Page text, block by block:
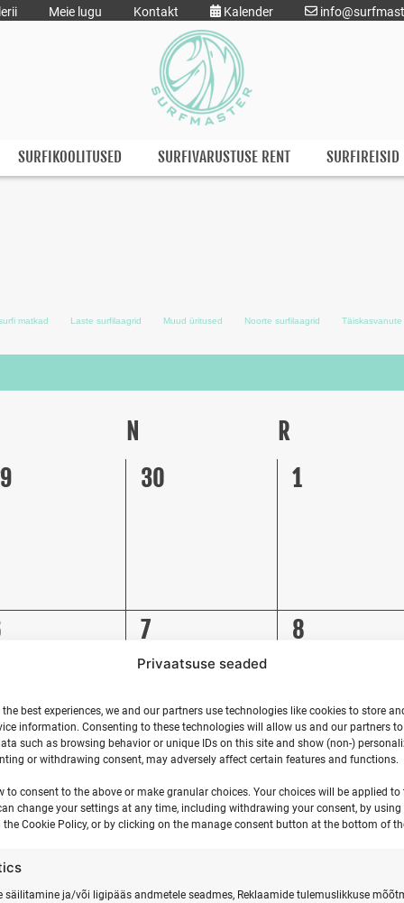
Privaatsuse seaded
the best experiences, we and our partners use technologies like cookies to store
information. Consenting to these technologies will allow us and our partners
such as browsing behavior or unique IDs on this site and show (non-)
or withdrawing consent, may adversely affect certain features and functions.
to consent to the above or make granular choices. Your choices will be applied to
change your settings at any time, including withdrawing your consent, by using
the Cookie Policy, or by clicking on the manage consent button at the bottom of
säilitamine ja/või ligipääs andmetele seadmes, Reklaamide tulemuslikkuse
Meie lugu Kontakt Kalender
SURFIKOOLITUSED SURFIVARUSTUSE RENT SURFIREISID
matkad Laste surfilaagrid Muud üritused Noorte surfilaagrid Täiskasvanute
N R
0
30
0
1
0
events,
7
0
8
events,
14
0
events,
15